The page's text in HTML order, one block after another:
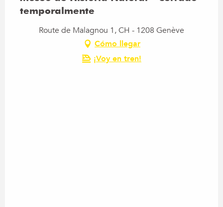
temporalmente
Route de Malagnou 1, CH - 1208 Genève
Cómo llegar
¡Voy en tren!